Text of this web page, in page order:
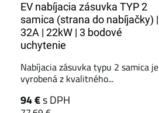
EV nabíjacia zásuvka TYP 2
samica (strana do nabíjačky) |
32A | 22kW | 3 bodové
uchytenie
Nabíjacia zásuvka typu 2 samica je
vyrobená z kvalitného...
94 €s DPH